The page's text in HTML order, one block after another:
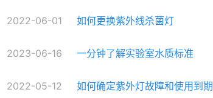
2022-06-01 如何更换紫外线杀菌灯
2023-06-16 一分钟了解实验室水质标准
2022-05-12 如何确定紫外灯故障和使用到期